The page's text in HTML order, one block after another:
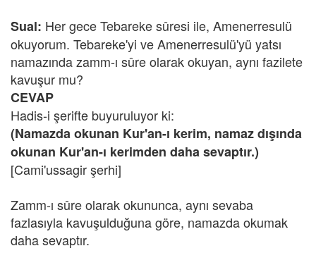
Sual: Her gece Tebareke sûresi ile, Amenerresulü
okuyorum. Tebareke'yi ve Amenerresulü'yü yatsı
namazında zamm-ı sûre olarak okuyan, aynı fazilete
kavuşur mu?
CEVAP
Hadis-i şerifte buyuruluyor ki:
(Namazda okunan Kur'an-ı kerim, namaz dışında
okunan Kur'an-ı kerimden daha sevaptır.)
[Cami'ussagir şerhi]
Zamm-ı sûre olarak okununca, aynı sevaba
fazlasıyla kavuşulduğuna göre, namazda okumak
daha sevaptır.